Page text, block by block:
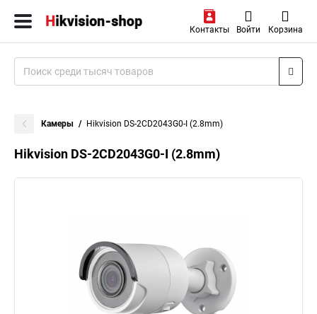
Контакты Войти Корзина
Камеры Hikvision DS-2CD2043G0-I (2.8mm)
Hikvision DS-2CD2043G0-I (2.8mm)